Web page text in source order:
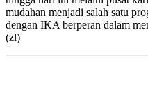
mudahan menjadi salah satu
dengan IKA berperan dalam
(zl)